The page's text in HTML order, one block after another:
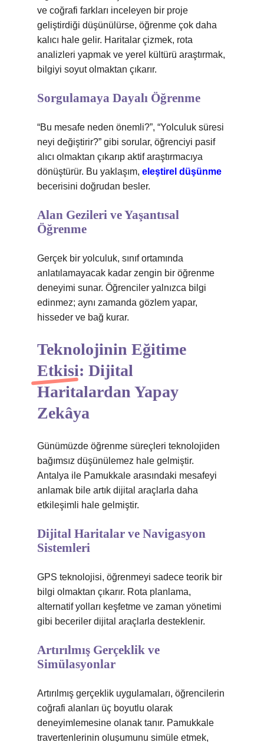
ve coğrafi farkları inceleyen bir proje
geliştirdiği düşünülürse, öğrenme çok daha
kalıcı hale gelir. Haritalar çizmek, rota
analizleri yapmak ve yerel kültürü araştırmak,
bilgiyi soyut olmaktan çıkarır.
Sorgulamaya Dayalı Öğrenme
“Bu mesafe neden önemli?”, “Yolculuk süresi
neyi değiştirir?” gibi sorular, öğrenciyi pasif
alıcı olmaktan çıkarıp aktif araştırmacıya
dönüştürür. Bu yaklaşım, eleştirel düşünme
becerisini doğrudan besler.
Alan Gezileri ve Yaşantısal
Öğrenme
Gerçek bir yolculuk, sınıf ortamında
anlatılamayacak kadar zengin bir öğrenme
deneyimi sunar. Öğrenciler yalnızca bilgi
edinmez; aynı zamanda gözlem yapar,
hisseder ve bağ kurar.
Teknolojinin Eğitime
Etkisi: Dijital
Haritalardan Yapay
Zekâya
Günümüzde öğrenme süreçleri teknolojiden
bağımsız düşünülemez hale gelmiştir.
Antalya ile Pamukkale arasındaki mesafeyi
anlamak bile artık dijital araçlarla daha
etkileşimli hale gelmiştir.
Dijital Haritalar ve Navigasyon
Sistemleri
GPS teknolojisi, öğrenmeyi sadece teorik bir
bilgi olmaktan çıkarır. Rota planlama,
alternatif yolları keşfetme ve zaman yönetimi
gibi beceriler dijital araçlarla desteklenir.
Artırılmış Gerçeklik ve
Simülasyonlar
Artırılmış gerçeklik uygulamaları, öğrencilerin
coğrafi alanları üç boyutlu olarak
deneyimlemesine olanak tanır. Pamukkale
travertenlerinin oluşumunu simüle etmek,